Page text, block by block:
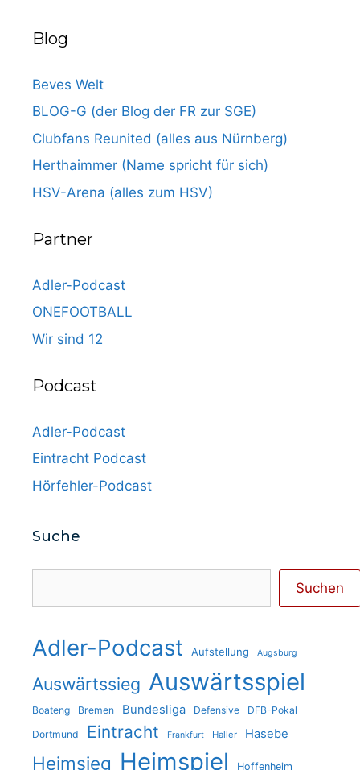
Blog
Beves Welt
BLOG-G (der Blog der FR zur SGE)
Clubfans Reunited (alles aus Nürnberg)
Herthaimmer (Name spricht für sich)
HSV-Arena (alles zum HSV)
Partner
Adler-Podcast
ONEFOOTBALL
Wir sind 12
Podcast
Adler-Podcast
Eintracht Podcast
Hörfehler-Podcast
Suche
Suchen
Adler-Podcast Aufstellung Augsburg
Auswärtssieg Auswärtsspiel
Boateng Bremen Bundesliga Defensive
DFB-Pokal
Dortmund
Eintracht Frankfurt Haller Hasebe
Heimsieg Heimspiel Hoffenheim